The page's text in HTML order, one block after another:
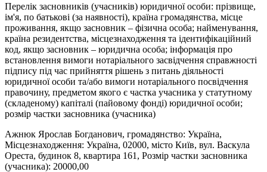
Перелік засновників (учасників) юридичної особи: прізвище,
ім'я, по батькові (за наявності), країна громадянства, місце
проживання, якщо засновник – фізична особа; найменування,
країна резидентства, місцезнаходження та ідентифікаційний
код, якщо засновник – юридична особа; інформація про
встановлення вимоги нотаріального засвідчення справжності
підпису під час прийняття рішень з питань діяльності
юридичної особи та/або вимоги нотаріального посвідчення
правочину, предметом якого є частка учасника у статутному
(складеному) капіталі (пайовому фонді) юридичної особи;
розмір частки засновника (учасника)
Ажнюк Ярослав Богданович, громадянство: Україна,
Місцезнаходження: Україна, 02000, місто Київ, вул. Васкула
Ореста, будинок 8, квартира 161, Розмір частки засновника
(учасника): 20000,00